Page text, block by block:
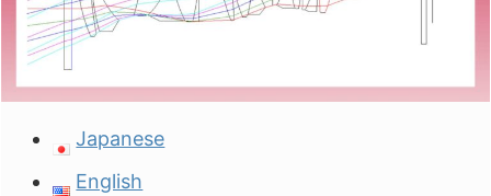
Japanese
English